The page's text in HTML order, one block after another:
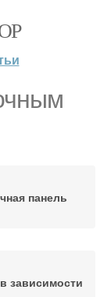
панель
зависимости